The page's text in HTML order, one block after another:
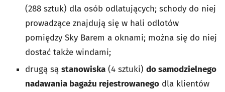
(288 sztuk) dla osób odlatujących; schody do niej
prowadzące znajdują się w hali odlotów
pomiędzy Sky Barem a oknami; można się do niej
dostać także windami;
drugą są stanowiska (4 sztuki) do samodzielnego
nadawania bagażu rejestrowanego dla klientów